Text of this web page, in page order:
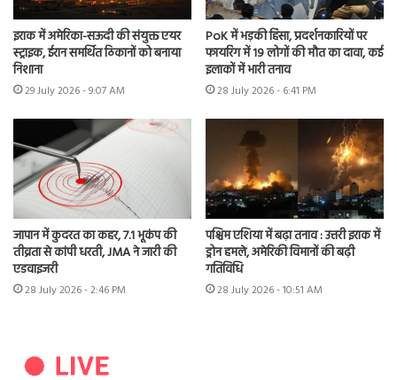
इराक में अमेरिका-सऊदी की संयुक्त एयर
स्ट्राइक, ईरान समर्थित ठिकानों को बनाया
निशाना
29 July 2026 - 9:07 AM
PoK में भड़की हिंसा, प्रदर्शनकारियों पर
फायरिंग में 19 लोगों की मौत का दावा, कई
इलाकों में भारी तनाव
28 July 2026 - 6:41 PM
जापान में कुदरत का कहर, 7.1 भूकंप की
तीव्रता से कांपी धरती, JMA ने जारी की
एडवाइजरी
28 July 2026 - 2:46 PM
पश्चिम एशिया में बढ़ा तनाव : उत्तरी इराक में
ड्रोन हमले, अमेरिकी विमानों की बढ़ी
गतिविधि
28 July 2026 - 10:51 AM